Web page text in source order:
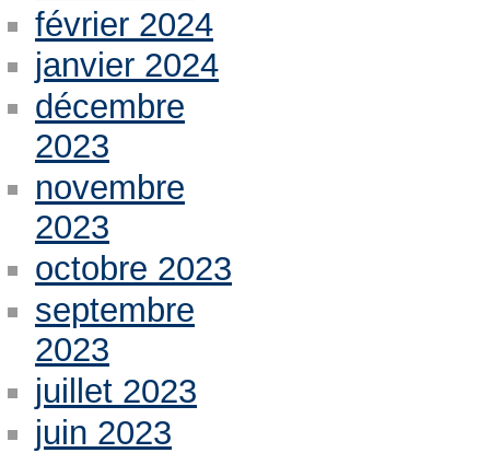
février 2024
janvier 2024
décembre
2023
novembre
2023
octobre 2023
septembre
2023
juillet 2023
juin 2023